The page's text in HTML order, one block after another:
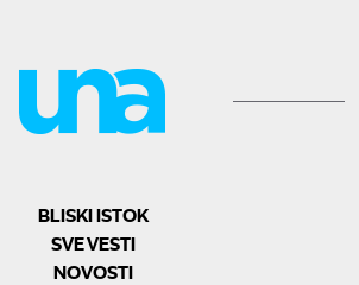
BLISKI ISTOK
SVE VESTI
NOVOSTI